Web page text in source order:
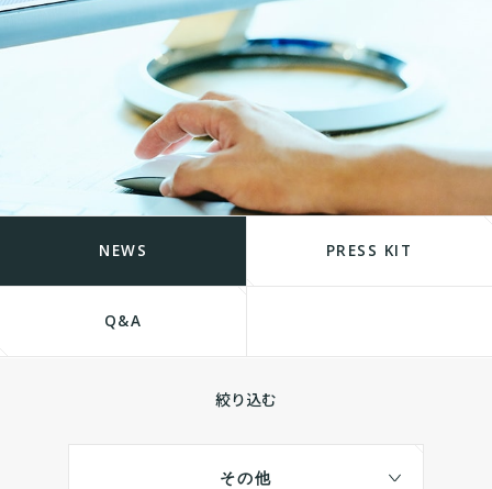
NEWS PRESS KIT
Q&A
絞り込む
その他